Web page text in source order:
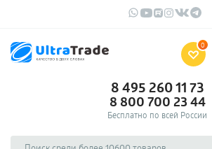
0
8 495 260 11 73
8 800 700 23 44
Бесплатно по всей России